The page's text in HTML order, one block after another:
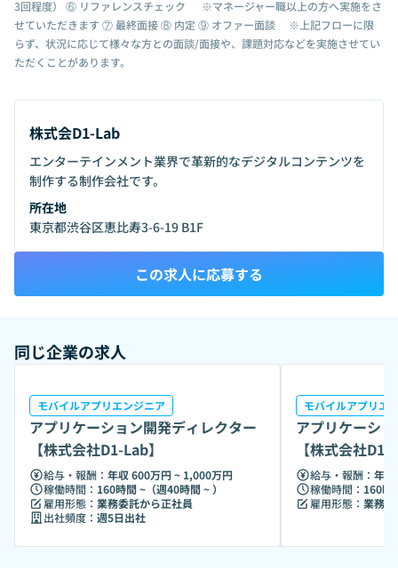
3回程度） ⑥ リファレンスチェック ※マネージャー職以上の方へ実施をさ
せていただきます ⑦ 最終面接 ⑧ 内定 ⑨ オファー面談 ※上記フローに限
らず、状況に応じて様々な方との面談/面接や、課題対応などを実施させてい
ただくことがあります。
株式会D1-Lab
エンターテインメント業界で革新的なデジタルコンテンツを
制作する制作会社です。
所在地
東京都渋谷区恵比寿3-6-19 B1F
この求人に応募する
同じ企業の求人
モバイルアプリエンジニア
アプリケーション開発ディレクター
【株式会社D1-Lab】
給与・報酬： 年収 600万円 ~ 1,000万円
稼働時間： 160時間 ~（週40時間 ~ ）
雇用形態： 業務委託から正社員
出社頻度： 週5日出社
モバイルアプリエ
アプリケーシ
【株式会社D1-
給与・報酬： 年
稼働時間： 160時
雇用形態： 業務委